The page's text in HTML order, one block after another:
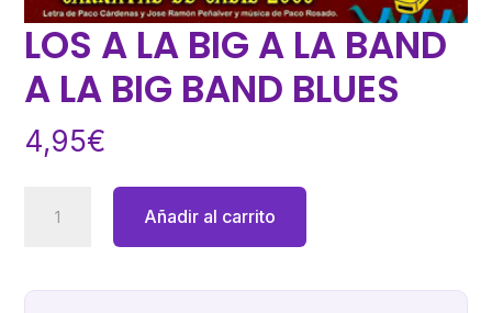
LOS A LA BIG A LA BAND
A LA BIG BAND BLUES
4,95€
BIG
Añadir al carrito